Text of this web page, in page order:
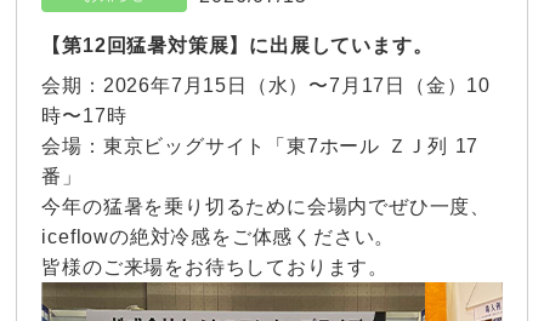
【第12回猛暑対策展】に出展しています。
会期：2026年7月15日（水）〜7月17日（金）10
時〜17時
会場：東京ビッグサイト「東7ホール ＺＪ列 17
番」
今年の猛暑を乗り切るために会場内でぜひ一度、
iceflowの絶対冷感をご体感ください。
皆様のご来場をお待ちしております。